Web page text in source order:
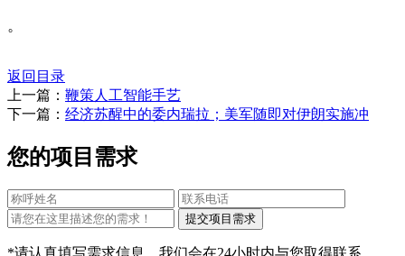
。
返回目录
上一篇： 鞭策人工智能手艺
下一篇： 经济苏醒中的委内瑞拉；美军随即对伊朗实施冲
您的项目需求
*请认真填写需求信息，我们会在24小时内与您取得联系。